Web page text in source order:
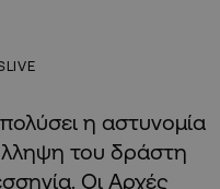
η αστυνομία
του δράστη
Οι Αρχές